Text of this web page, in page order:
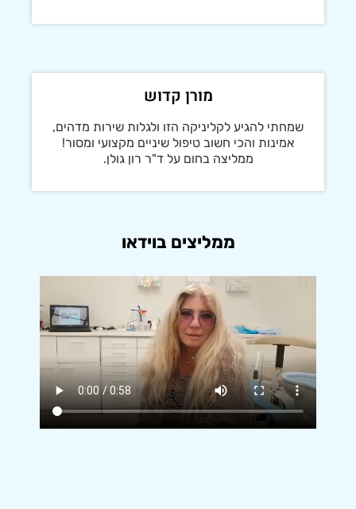
מורן קדוש
שמחתי להגיע לקליניקה הזו ולגלות שירות מדהים,
אמינות והכי חשוב טיפול שיניים מקצועי ומסור!
ממליצה בחום על ד"ר רון גולן.
ממליצים בוידאו